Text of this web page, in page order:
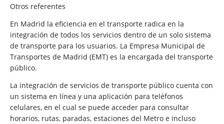
Otros referentes
En Madrid la eficiencia en el transporte radica en la
integración de todos los servicios dentro de un solo sistema
de transporte para los usuarios. La Empresa Municipal de
Transportes de Madrid (EMT) es la encargada del transporte
público.
La integración de servicios de transporte público cuenta con
un sistema en línea y una aplicación para teléfonos
celulares, en el cual se puede acceder para consultar
horarios, rutas, paradas, estaciones del Metro e incluso